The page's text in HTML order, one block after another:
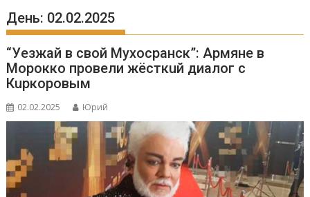
День: 02.02.2025
“Уeзжaй в свoй Мухоcpaнск”: Apмяне в
Mopoккo провели жёсткuй диалог с
Кuркоровым
02.02.2025 Юрий